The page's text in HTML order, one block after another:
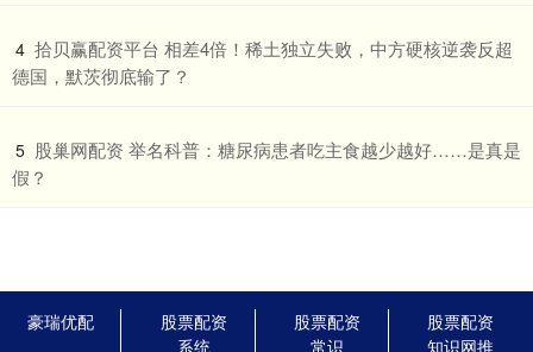
4 ​拾贝赢配资平台 相差4倍！稀土独立失败，中方硬核逆袭反超
德国，默茨彻底输了？
5 ​股巢网配资 举名科普：糖尿病患者吃主食越少越好……是真是
假？
豪瑞优配
股票配资
系统
股票配资
常识
股票配资
知识网推